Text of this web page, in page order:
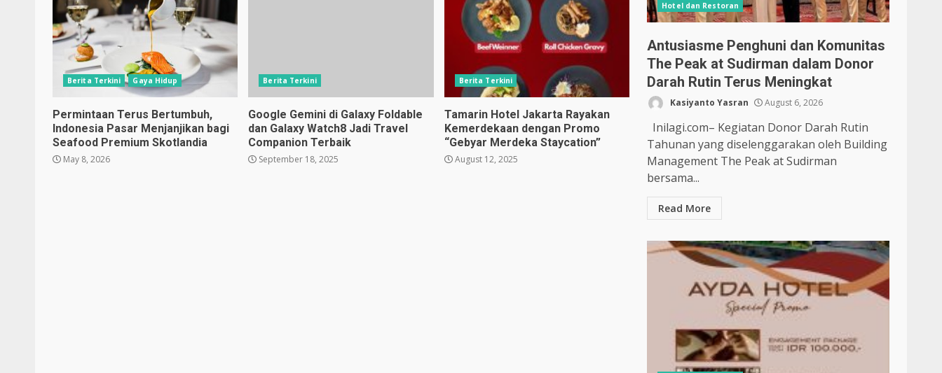
Berita Terkini Gaya Hidup
Permintaan Terus Bertumbuh,
Indonesia Pasar Menjanjikan bagi
Seafood Premium Skotlandia
May 8, 2026
Berita Terkini
Google Gemini di Galaxy Foldable
dan Galaxy Watch8 Jadi Travel
Companion Terbaik
September 18, 2025
Berita Terkini
Tamarin Hotel Jakarta Rayakan
Kemerdekaan dengan Promo
“Gebyar Merdeka Staycation”
August 12, 2025
Hotel dan Restoran
Antusiasme Penghuni dan Komunitas
The Peak at Sudirman dalam Donor
Darah Rutin Terus Meningkat
Kasiyanto Yasran August 6, 2026
Inilagi.com– Kegiatan Donor Darah Rutin
Tahunan yang diselenggarakan oleh Building
Management The Peak at Sudirman
bersama...
Read More